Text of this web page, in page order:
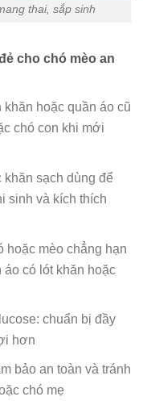
thai, sắp sinh
cho chó mèo an
hoặc quần áo cũ
chó con khi mới
khăn sạch dùng để
sinh và kích thích
hoặc mèo chẳng hạn
có lót khăn hoặc
chuẩn bị đầy
hơn
bảo an toàn và tránh
chó mẹ